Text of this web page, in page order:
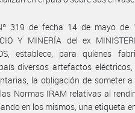
319 de fecha 14 de mayo de
Y MINERÍA del ex
establece, para quienes
diversos artefactos
la obligación de someter
Normas IRAM relativas al
en los mismos, una etiqueta